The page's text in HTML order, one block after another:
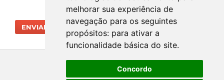
melhorar sua experiência de
navegação para os seguintes
propósitos: para ativar a
funcionalidade básica do site.
Concordo
ENVIAR SUBMISSÃO